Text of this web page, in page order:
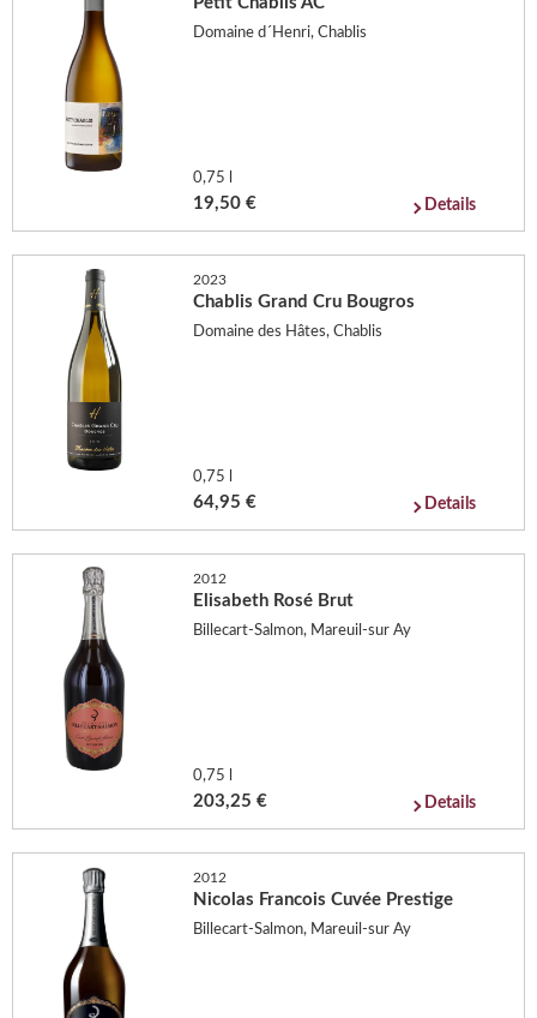
Domaine d´Henri, Chablis
0,75 l
19,50 € Details
2023
Chablis Grand Cru Bougros
Domaine des Hâtes, Chablis
0,75 l
64,95 € Details
2012
Elisabeth Rosé Brut
Billecart-Salmon, Mareuil-sur Ay
0,75 l
203,25 € Details
2012
Nicolas Francois Cuvée Prestige
Billecart-Salmon, Mareuil-sur Ay